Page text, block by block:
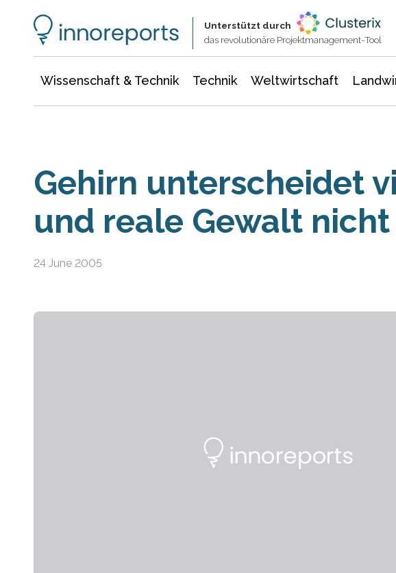
Unterstützt durch
das revolutionäre Projektmanagement-Tool
Wissenschaft & Technik Technik Weltwirtschaft
Gehirn unterscheidet
und reale Gewalt nicht
24 June 2005